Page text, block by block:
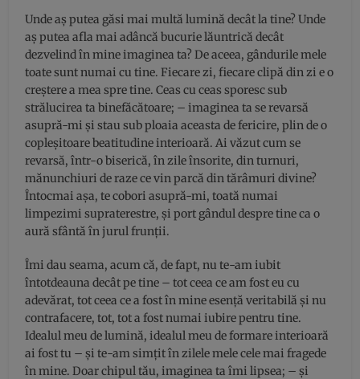
Unde aș putea găsi mai multă lumină decât la tine? Unde
aș putea afla mai adâncă bucurie lăuntrică decât
dezvelind în mine imaginea ta? De aceea, gândurile mele
toate sunt numai cu tine. Fiecare zi, fiecare clipă din zi e o
creștere a mea spre tine. Ceas cu ceas sporesc sub
strălucirea ta binefăcătoare; – imaginea ta se revarsă
asupră-mi și stau sub ploaia aceasta de fericire, plin de o
copleșitoare beatitudine interioară. Ai văzut cum se
revarsă, într-o biserică, în zile însorite, din turnuri,
mănunchiuri de raze ce vin parcă din tărâmuri divine?
Întocmai așa, te cobori asupră-mi, toată numai
limpezimi supraterestre, și port gândul despre tine ca o
aură sfântă în jurul frunții.
Îmi dau seama, acum că, de fapt, nu te-am iubit
întotdeauna decât pe tine – tot ceea ce am fost eu cu
adevărat, tot ceea ce a fost în mine esență veritabilă și nu
contrafacere, tot, tot a fost numai iubire pentru tine.
Idealul meu de lumină, idealul meu de formare interioară
ai fost tu – și te-am simțit în zilele mele cele mai fragede
în mine. Doar chipul tău, imaginea ta îmi lipsea; – și